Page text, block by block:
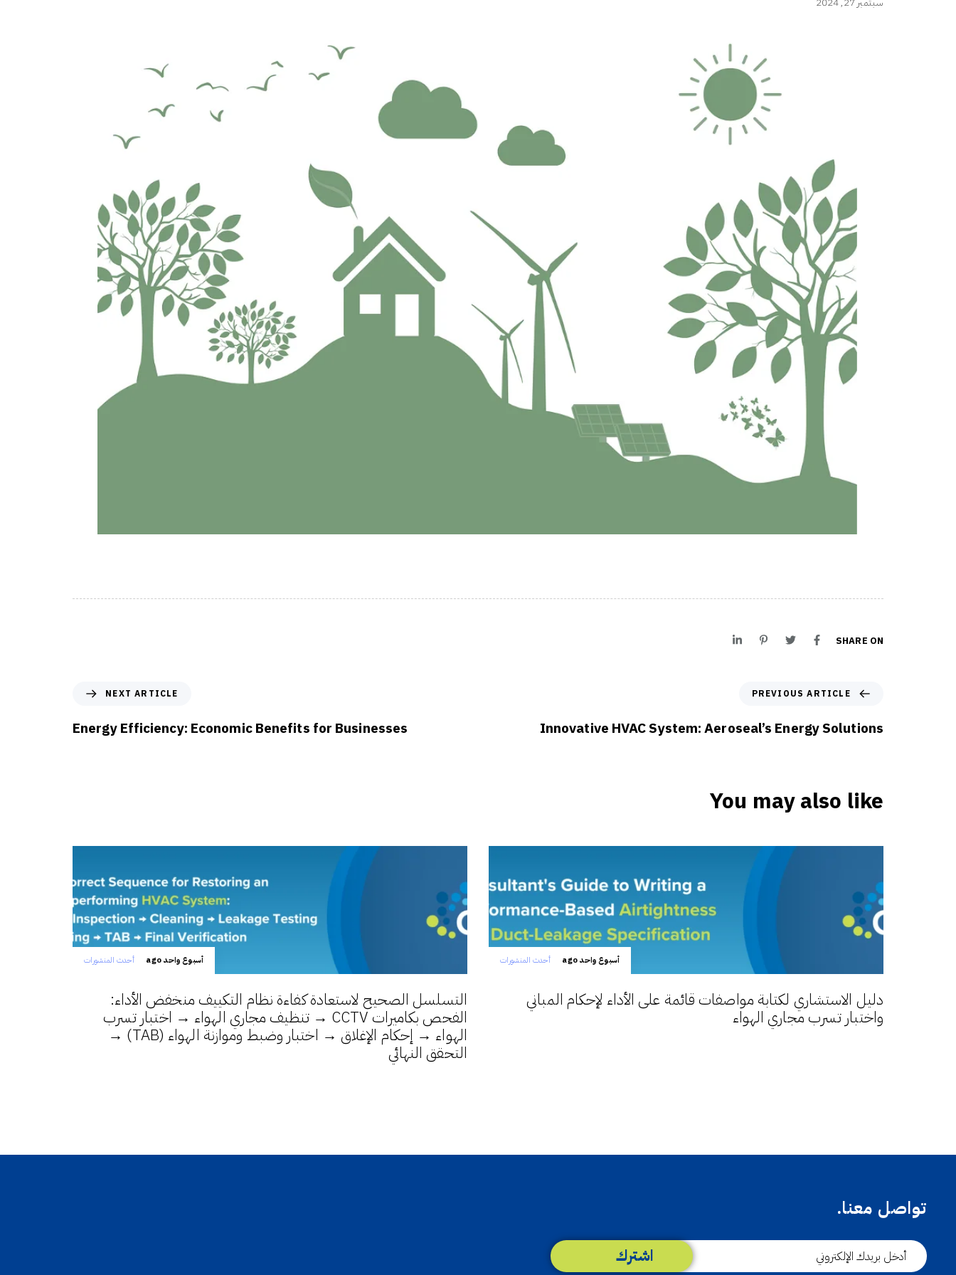
SHARE ON
PREVIOUS ARTICLE
Innovative HVAC System: Aeroseal’s Energy Solutions
NEXT ARTICLE
Energy Efficiency: Economic Benefits for Businesses
You may also like
أسبوع واحد ago أحدث المنشورات
دليل الاستشاري لكتابة مواصفات قائمة على الأداء لإحكام المباني
واختبار تسرب مجاري الهواء
أسبوع واحد ago أحدث المنشورات
التسلسل الصحيح لاستعادة كفاءة نظام التكييف منخفض الأداء:
الفحص بكاميرات CCTV → تنظيف مجاري الهواء → اختبار تسرب
الهواء → إحكام الإغلاق → اختبار وضبط وموازنة الهواء (TAB) →
التحقق النهائي
تواصل معنا.
اشترك